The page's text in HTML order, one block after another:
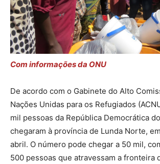
Com informações da ONU
De acordo com o Gabinete do Alto
Nações Unidas para os Refugiados
mil pessoas da República Democrática
chegaram à província de Lunda Norte,
abril. O número pode chegar a 50 mil,
500 pessoas que atravessam a fronteira